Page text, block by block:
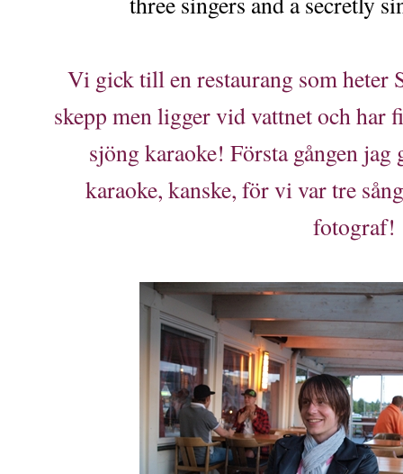
Vi gick till en restaurang som heter
skepp men ligger vid vattnet och
sjöng karaoke! Första gången
karaoke, kanske, för vi var tre
fotograf!